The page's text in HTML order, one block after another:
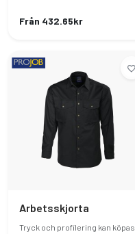
Från 432.65kr
Arbetsskjorta
Tryck och profilering kan köpas